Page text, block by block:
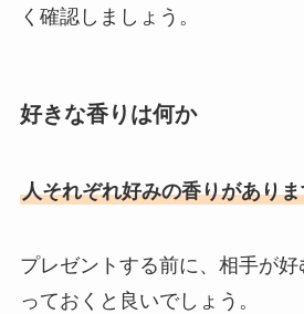
く確認しましょう。
好きな香りは何か
人それぞれ好みの香りがあり
プレゼントする前に、相手が
っておくと良いでしょう。